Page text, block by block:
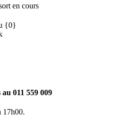
en cours
{0}
011 559 009
17h00.